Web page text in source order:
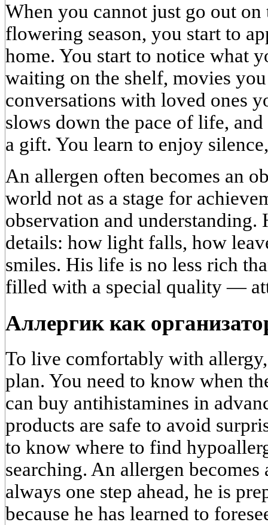
When you cannot just go out on
flowering season, you start to
home. You start to notice what
waiting on the shelf, movies
conversations with loved ones
slows down the pace of life,
a gift. You learn to enjoy
An allergen often becomes an
world not as a stage for
observation and understanding.
details: how light falls, how
smiles. His life is no less rich
filled with a special quality —
Аллергик как
To live comfortably with
plan. You need to know when
can buy antihistamines in
products are safe to avoid
to know where to find
searching. An allergen
always one step ahead, he is
because he has learned to